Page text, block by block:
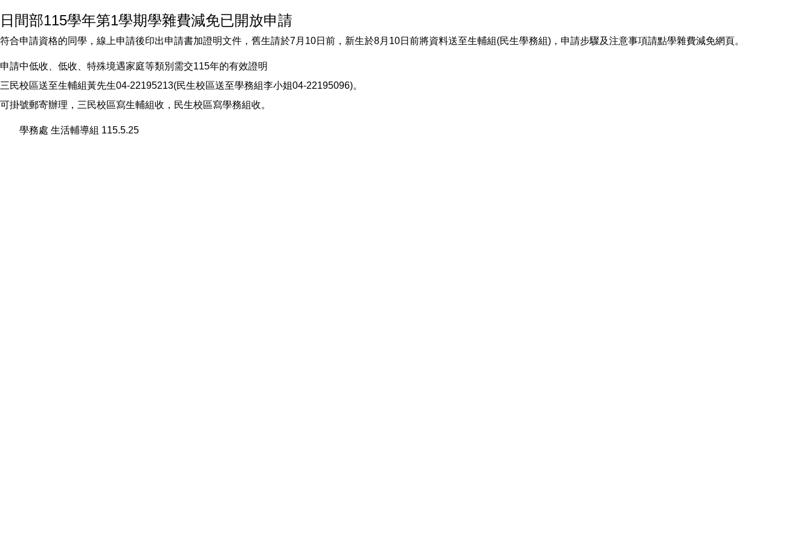
日間部115學年第1學期學雜費減免已開放申請
符合申請資格的同學，線上申請後印出申請書加證明文件，舊生請於7月10日前，新生於8月10日前將資料送至生輔組(民生學務組)，申請步驟及注意事項請點學雜費減免網頁。
申請中低收、低收、特殊境遇家庭等類別需交115年的有效證明
三民校區送至生輔組黃先生04-22195213(民生校區送至學務組李小姐04-22195096)。
可掛號郵寄辦理，三民校區寫生輔組收，民生校區寫學務組收。
學務處 生活輔導組 115.5.25